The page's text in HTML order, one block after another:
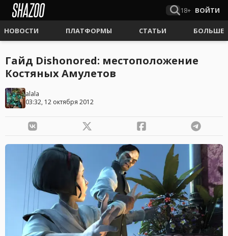
18+ ВОЙТИ
НОВОСТИ ПЛАТФОРМЫ СТАТЬИ БОЛЬШЕ
Гайд Dishonored: местоположение
Костяных Амулетов
alala
03:32, 12 октября 2012